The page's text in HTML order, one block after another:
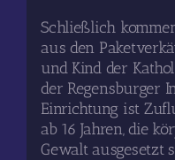
Schließlich
aus den
und Kind der
der Regensburger
Einrichtung ist
ab 16 Jahren, die
Gewalt ausgesetzt